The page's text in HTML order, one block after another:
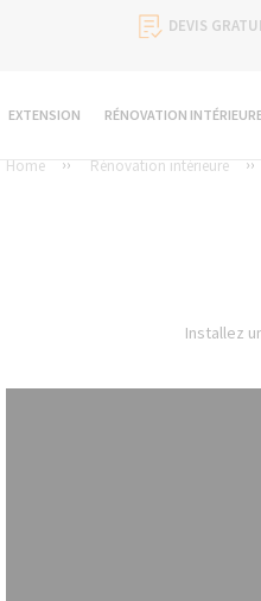
DEVIS
EXTENSION RÉNOVATION
Home Rénovation intérieure
Installez